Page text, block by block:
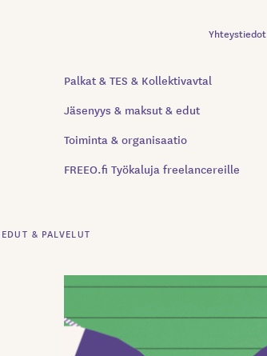
Yhteystiedot
Palkat & TES & Kollektivavtal
Jäsenyys & maksut & edut
Toiminta & organisaatio
FREEO.fi Työkaluja freelancereille
& PALVELUT